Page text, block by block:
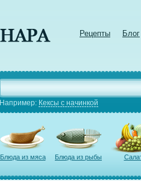
Рецепты Блог
Например: Кексы с начинкой
Блюда из мяса Блюда из рыбы